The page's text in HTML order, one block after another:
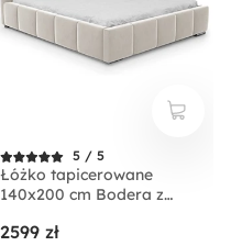
5 / 5
Łóżko tapicerowane
140x200 cm Bodera z
tkaninie hydrofobowej
2599 zł